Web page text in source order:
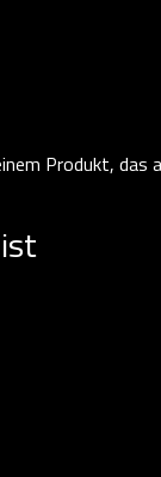
Produkt, das